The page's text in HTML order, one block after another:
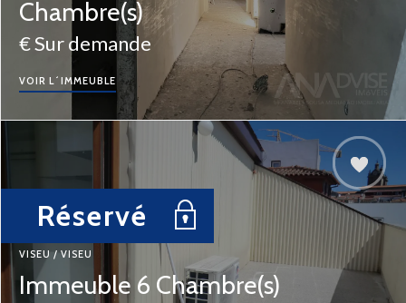
Chambre(s)
€ Sur demande
VOIR L´IMMEUBLE
Réservé
VISEU / VISEU
Immeuble 6 Chambre(s)